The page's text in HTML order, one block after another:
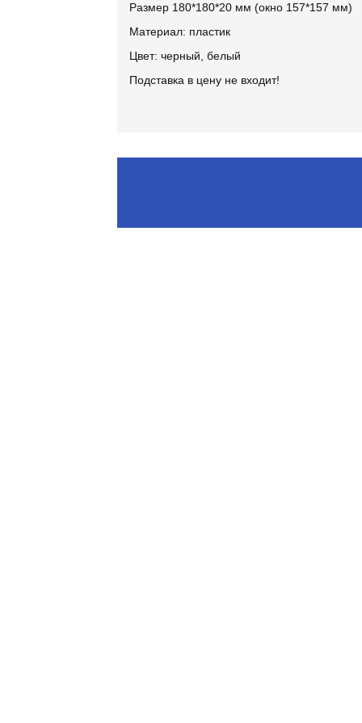
Размер 180*180*20 мм (окно 157*157 мм)
Материал: пластик
Цвет: черный, белый
Подставка в цену не входит!